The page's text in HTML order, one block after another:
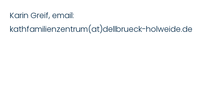
Karin Greif, email:
kathfamilienzentrum(at)dellbrueck-holweide.de